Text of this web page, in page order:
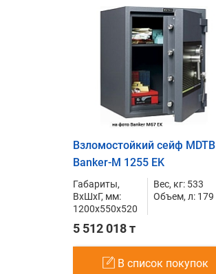
Взломостойкий сейф MDTB
Banker-M 1255 EK
Габариты,
ВxШxГ, мм:
1200x550x520
Вес, кг: 533
Объем, л: 179
5 512 018 т
В список покупок